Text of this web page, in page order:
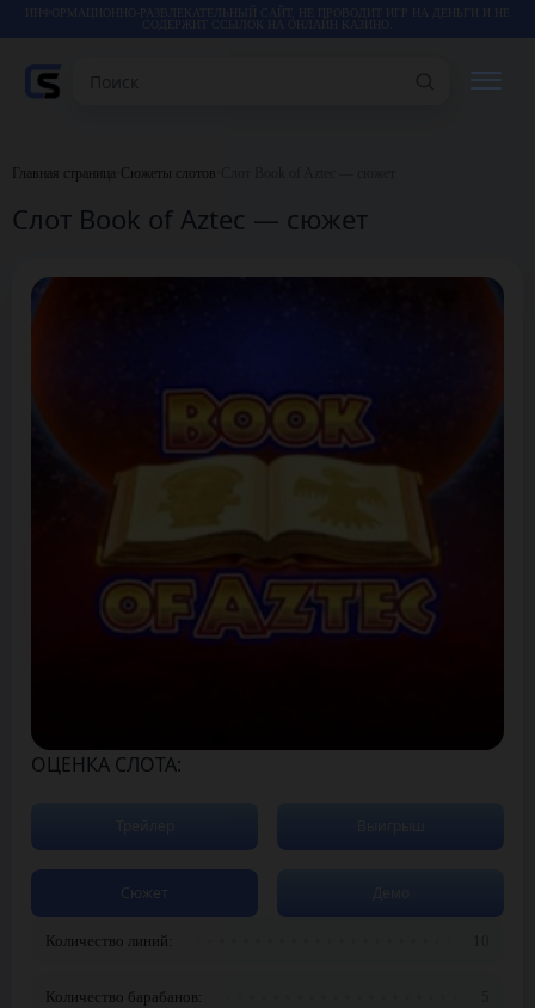
СОДЕРЖИТ ССЫЛОК НА ОНЛАЙН КАЗИНО.
КАЗИНО
Главная страница Сюжеты слотов
Слот Book of Aztec — сюжет
ОЦЕНКА СЛОТА:
Количество линий:
Количество барабанов:
Сюжет